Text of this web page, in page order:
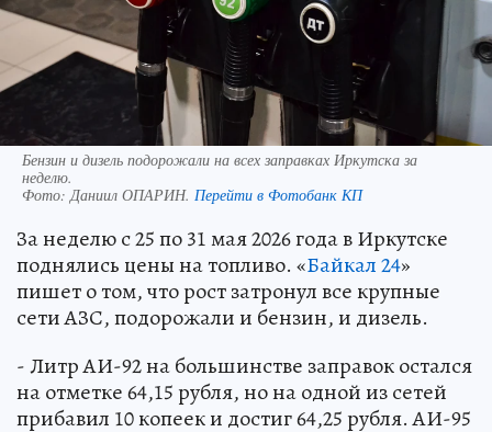
Бензин и дизель подорожали на всех заправках Иркутска за
неделю.
Фото:Даниил ОПАРИН. Перейти в Фотобанк КП
За неделю с 25 по 31 мая 2026 года в Иркутске
поднялись цены на топливо. «Байкал 24»
пишет о том, что рост затронул все крупные
сети АЗС, подорожали и бензин, и дизель.
- Литр АИ-92 на большинстве заправок остался
на отметке 64,15 рубля, но на одной из сетей
прибавил 10 копеек и достиг 64,25 рубля. АИ-95